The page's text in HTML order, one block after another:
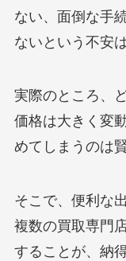
ない、面倒な手
ないという不安
実際のところ、
価格は大きく変
めてしまうのは
そこで、便利な
複数の買取専門
することが、納